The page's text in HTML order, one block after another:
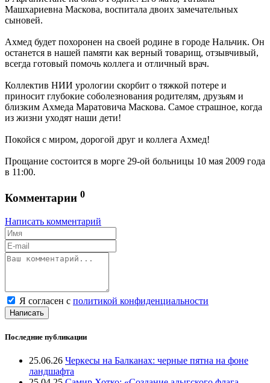
Машхариевна Маскова, воспитала двоих замечательных
сыновей.
Ахмед будет похоронен на своей родине в городе Нальчик. Он
останется в нашей памяти как верный товарищ, отзывчивый,
всегда готовый помочь коллега и отличный врач.
Коллектив НИИ урологии скорбит о тяжкой потере и
приносит глубокие соболезнования родителям, друзьям и
близким Ахмеда Маратовича Маскова. Самое страшное, когда
из жизни уходят наши дети!
Покойся с миром, дорогой друг и коллега Ахмед!
Прощание состоится в морге 29-ой больницы 10 мая 2009 года
в 11:00.
Комментарии 0
Написать комментарий
Я согласен с политикой конфиденциальности
Написать
Последние публикации
25.06.26 Черкесы на Балканах: черные пятна на фоне
ландшафта